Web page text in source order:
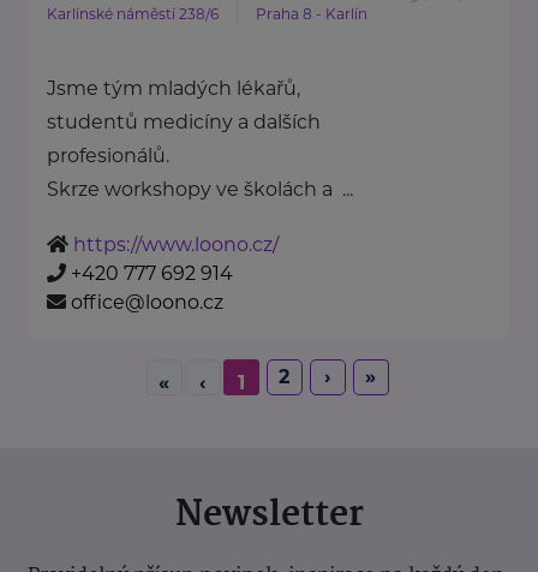
Karlínské náměstí 238/6 Praha 8 - Karlín
Jsme tým mladých lékařů,
studentů medicíny a dalších
profesionálů.
Skrze workshopy ve školách a ...
https://www.loono.cz/
+420 777 692 914
office@loono.cz
« ‹ 1 2 › »
Newsletter